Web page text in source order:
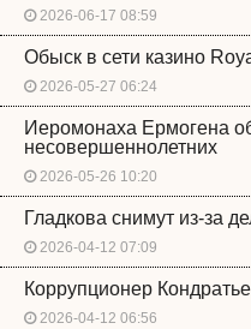
2026-06-17 08:59
Обыск в сети казино
2026-05-27 06:24
Иеромонаха Ермогена
несовершеннолетних
2026-05-26 10:20
Гладкова снимут из-за
2026-04-12 07:09
Коррупционер
2026-04-12 06:56